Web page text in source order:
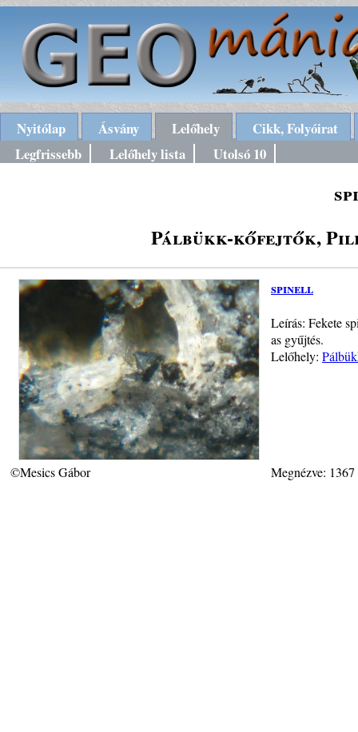
Nyitólap Ásvány Lelőhely
Cikk, Folyóirat
Legfrissebb
Lelőhely lista Utolsó 10
Pálbükk-kőfejtők,
spinell
Leírás: Fekete
as gyűjtés.
Lelőhely:
©Mesics Gábor Megnézve: